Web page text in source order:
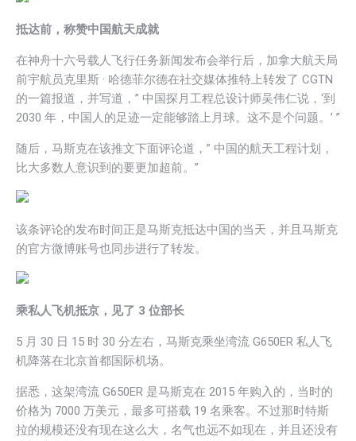
抵达前，称赞中国航天成就
在神舟十六号载人飞行任务新闻发布会举行后，加拿大航天局
前宇航员克里斯 · 哈德菲尔德在社交媒体推特上转发了 CGTN
的一篇报道，并写道，” 中国探月工程总设计师吴伟仁说，‘到
2030 年，中国人的足迹一定能够踏上月球。这不是个问题。’ ”
随后，马斯克在该推文下面评论道，” 中国的航天工程计划，
比大多数人意识到的要更加超前。”
该条评论的发布时间正是马斯克抵达中国的当天，并且马斯克
的官方微博账号也同步进行了转发。
乘私人飞机抵京，见了 3 位部长
5 月 30 日 15 时 30 分左右，马斯克乘坐湾流 G650ER 私人飞
机降落在北京首都国际机场。
据悉，这架湾流 G650ER 是马斯克在 2015 年购入的，当时的
价格为 7000 万美元，最多可搭载 19 名乘客。不过那时特斯
拉的规模还没有现在这么大，名气也远不如现在，并且还没有